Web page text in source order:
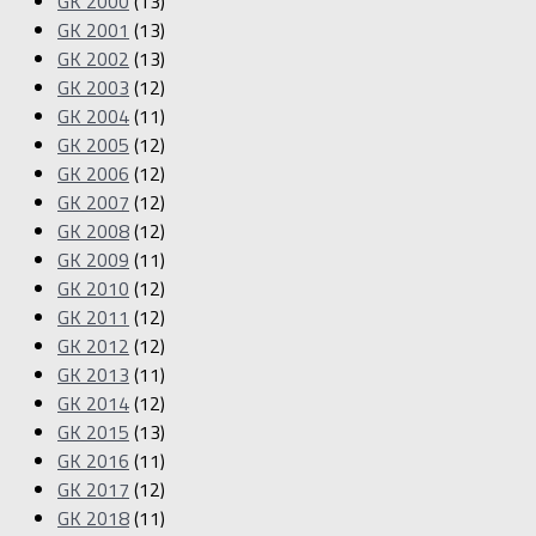
GK 2001 (13)
GK 2002 (13)
GK 2003 (12)
GK 2004(11)
GK 2005 (12)
GK 2006 (12)
GK 2007 (12)
GK 2008(12)
GK 2009 (11)
GK 2010 (12)
GK 2011 (12)
GK 2012 (12)
GK 2013 (11)
GK 2014(12)
GK 2015 (13)
GK 2016 (11)
GK 2017 (12)
GK 2018(11)